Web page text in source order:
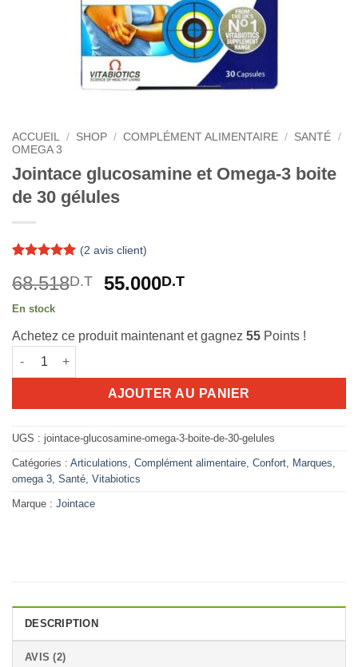
ACCUEIL / SHOP / COMPLÉMENT ALIMENTAIRE / SANTÉ /
OMEGA 3
Jointace glucosamine et Omega-3 boite
de 30 gélules
5 basé sur
notations
client
(2 avis client)
68.518D.T
Le
était :
55.000D.TLe
est :
En stock
Achetez ce produit maintenant et gagnez 55 Points !
quantité de Jointace glucosamine et Omega-3 boite de 30
AJOUTER AU PANIER
UGS : jointace-glucosamine-omega-3-boite-de-30-gelules
Catégories : Articulations Complément alimentaire Confort Marques
omega 3 Santé Vitabiotics
Marque : Jointace
DESCRIPTION
AVIS (2)